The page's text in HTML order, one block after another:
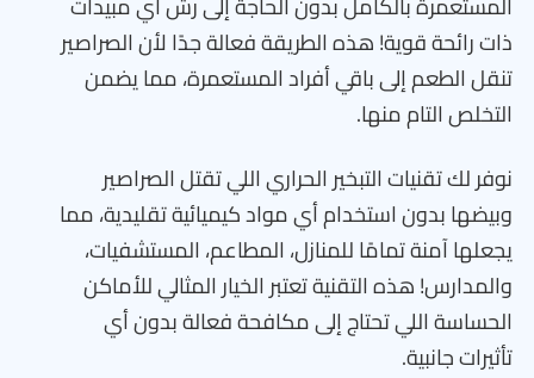
ذات رائحة قوية! هذه الطريقة فعالة جدًا لأن الصراصير
تنقل الطعم إلى باقي أفراد المستعمرة، مما يضمن
التخلص التام منها.
نوفر لك تقنيات التبخير الحراري اللي تقتل الصراصير
وبيضها بدون استخدام أي مواد كيميائية تقليدية، مما
يجعلها آمنة تمامًا للمنازل، المطاعم، المستشفيات،
والمدارس! هذه التقنية تعتبر الخيار المثالي للأماكن
الحساسة اللي تحتاج إلى مكافحة فعالة بدون أي
تأثيرات جانبية.